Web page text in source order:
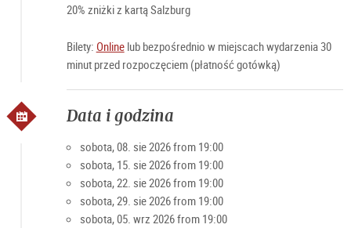
20% zniżki z kartą Salzburg
Bilety: Onlinelub bezpośrednio w miejscach wydarzenia 30
minut przed rozpoczęciem (płatność gotówką)
Data i godzina
sobota, 08. sie 2026 from 19:00
sobota, 15. sie 2026 from 19:00
sobota, 22. sie 2026 from 19:00
sobota, 29. sie 2026 from 19:00
sobota, 05. wrz 2026 from 19:00